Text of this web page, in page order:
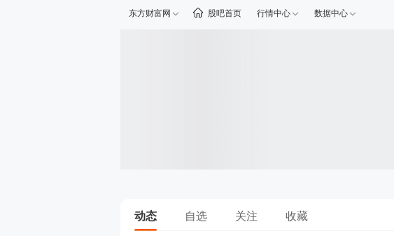
东方财富网 股吧首页 行情中心 数据中心
动态 自选 关注 收藏